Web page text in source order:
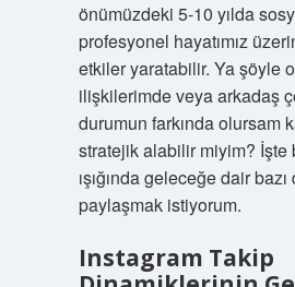
önümüzdeki 5-10 yılda
profesyonel hayatımız
etkiler yaratabilir. Ya şöyle
ilişkilerimde veya arkadaş
durumun farkında olursam
stratejik alabilir miyim? İşte
ışığında geleceğe dair
paylaşmak istiyorum.
Instagram Takip